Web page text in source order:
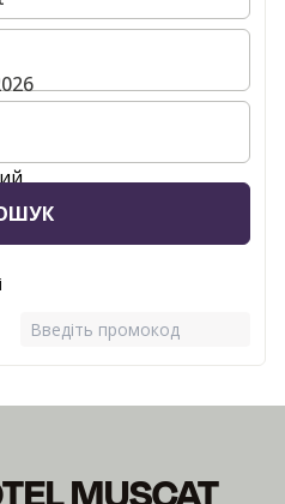
та гостей для вашого
Введіть промокод